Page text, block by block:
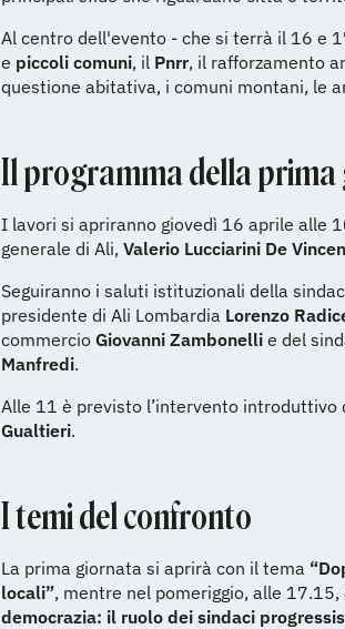
Al centro dell'evento - che si terrà il 16 e
e piccoli comuni, il Pnrr, il rafforzamento
questione abitativa, i comuni montani, le
Il programma della
I lavori si apriranno giovedì 16 aprile alle
generale di Ali, Valerio Lucciarini De
Seguiranno i saluti istituzionali della
presidente di Ali Lombardia Lorenzo
commercio Giovanni Zambonelli e del
Manfredi.
Alle 11 è previsto l’intervento introduttivo
Gualtieri.
I temi del confronto
La prima giornata si aprirà con il tema
locali”, mentre nel pomeriggio, alle
democrazia: il ruolo dei sindaci